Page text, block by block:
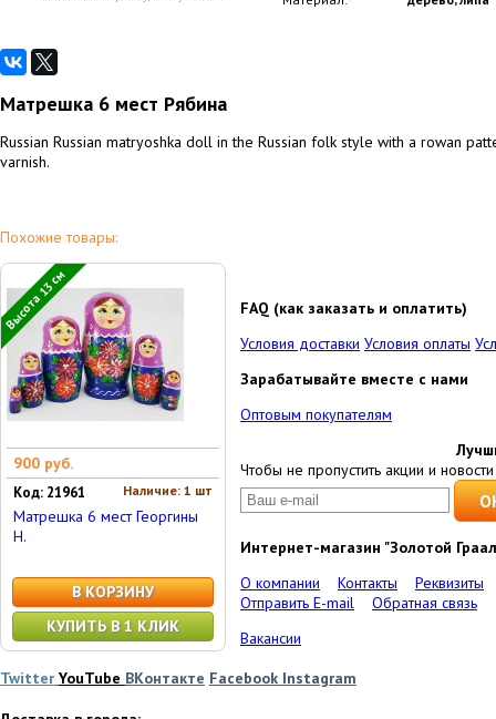
Матрешка 6 мест Рябина
Russian Russian matryoshka doll in the Russian folk style with a rowan
varnish.
Похожие товары:
Высота 13 см
900 руб.
Наличие: 1 шт
Код: 21961
Матрешка 6 мест Георгины
Н.
В КОРЗИНУ
КУПИТЬ В 1 КЛИК
FAQ (как заказать и оплатить)
Условия доставки Условия оплаты
Зарабатывайте вместе с нами
Оптовым покупателям
Чтобы не пропустить акции и
Интернет-магазин "Золотой
О компании
Контакты
Реквизиты
Отправить E-mail
Обратная связь
Вакансии
Twitter YouTube ВКонтакте Facebook Instagram